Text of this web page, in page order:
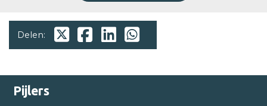
Delen:
Pijlers